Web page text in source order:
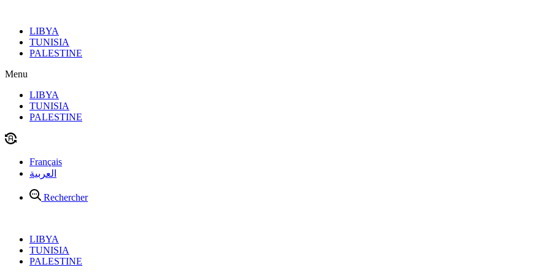
contenuLIBYA
TUNISIA
PALESTINE
Menu
LIBYA
TUNISIA
PALESTINE
Français
العربية
Rechercher
LIBYA
TUNISIA
PALESTINE